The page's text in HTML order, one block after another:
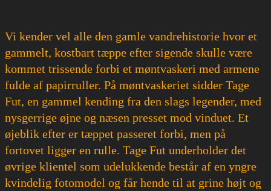
Vi kender vel alle den gamle vandrehistorie hvor et
gammelt, kostbart tæppe efter sigende skulle være
kommet trissende forbi et møntvaskeri med armene
fulde af papirruller. På møntvaskeriet sidder Tage
Fut, en gammel kending fra den slags legender, med
nysgerrige øjne og næsen presset mod vinduet. Et
øjeblik efter er tæppet passeret forbi, men på
fortovet ligger en rulle. Tage Fut underholder det
øvrige klientel som udelukkende består af en yngre
kvindelig fotomodel og får hende til at grine højt og